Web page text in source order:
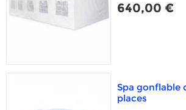
640,00 €
Spa gonflable
places